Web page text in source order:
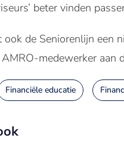
beter vinden
ook de Seniorenlijn een
medewerker aan
Financiële educatie